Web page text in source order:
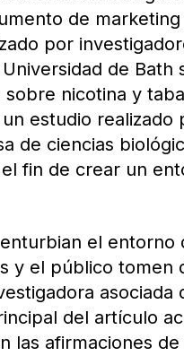
de
por
de Bath
nicotina y
estudio realizado
de ciencias
fin de crear un
el entorno
y el público tomen
del artículo
las afirmaciones